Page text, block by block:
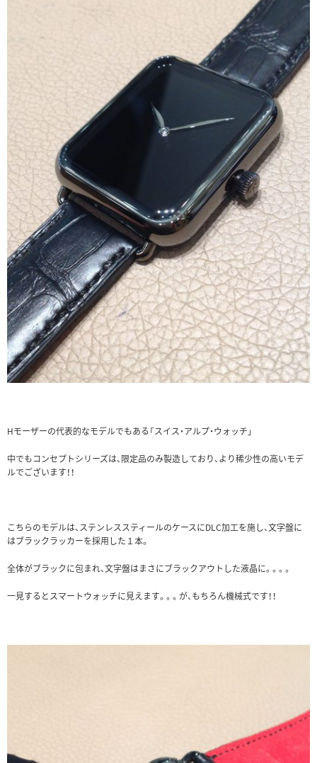
Hモーザーの代表的なモデルでもある「スイス・アルプ・ウォッチ」
中でもコンセプトシリーズは、限定品のみ製造しており、より稀少性の高いモデ
ルでございます！！
こちらのモデルは、ステンレススティールのケースにDLC加工を施し、文字盤に
はブラックラッカーを採用した１本。
全体がブラックに包まれ、文字盤はまさにブラックアウトした液晶に。。。。
一見するとスマートウォッチに見えます。。。が、もちろん機械式です！！